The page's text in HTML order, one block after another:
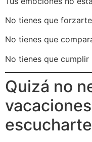
No tienes que
No tienes que
No tienes que
Quizá no
escucharte